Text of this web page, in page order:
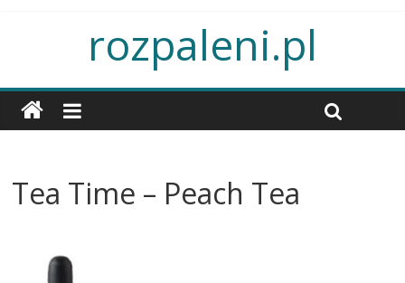
rozpaleni.pl
Tea Time – Peach Tea